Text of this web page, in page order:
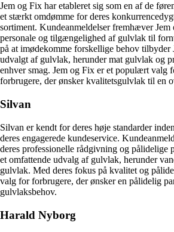
Jem og Fix har etableret sig som en af de
et stærkt omdømme for deres
sortiment. Kundeanmeldelser fremhæver
personale og tilgængelighed af gulvlak til
på at imødekomme forskellige behov tilbyder
udvalgt af gulvlak, herunder mat gulvlak og
enhver smag. Jem og Fix er et populært valg
forbrugere, der ønsker kvalitetsgulvlak til en
Silvan
Silvan er kendt for deres høje standarder
deres engagerede kundeservice.
deres professionelle rådgivning og pålidelige
et omfattende udvalg af gulvlak, herunder
gulvlak. Med deres fokus på kvalitet og
valg for forbrugere, der ønsker en pålidelig
gulvlaksbehov.
Harald Nyborg